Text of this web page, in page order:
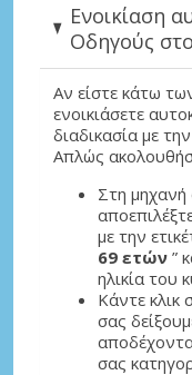
Ενοικίαση
Οδηγούς
Αν είστε κάτω
ενοικιάσετε
διαδικασία με
Απλώς
Στη μηχανή
με την
69 ετών ”
ηλικία του
Κάντε κλικ
σας
σας